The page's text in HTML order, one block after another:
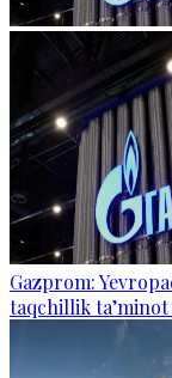
Gazprom:
taqchillik